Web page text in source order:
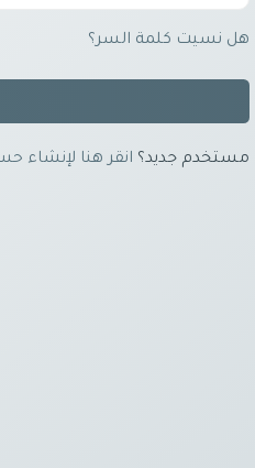
هل نسيت كلمة السر؟
مستخدم جديد؟ انقر هنا لإنشاء